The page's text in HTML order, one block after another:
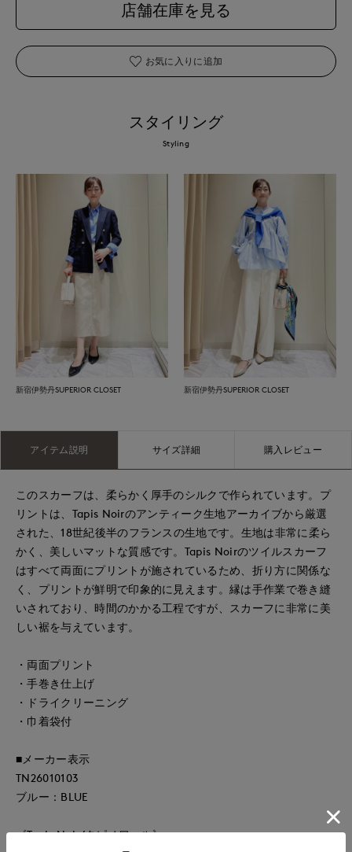
店舗在庫を見る
お気に入りに追加
スタイリング
Styling
新宿伊勢丹SUPERIOR CLOSET 新宿伊勢丹SUPERIOR CLOSET
アイテム説明 サイズ詳細 購入レビュー
このスカーフは、柔らかく厚手のシルクで作られています。プ
リントは、Tapis Noirのアンティーク生地アーカイブから厳選
された、18世紀後半のフランスの生地です。生地は非常に柔ら
かく、美しいマットな質感です。Tapis Noirのツイルスカーフ
はすべて両面にプリントが施されているため、折り方に関係な
く、プリントが鮮明で印象的に見えます。縁は手作業で巻き縫
いされており、時間のかかる工程ですが、スカーフに非常に美
しい裾を与えています。
・両面プリント
・手巻き仕上げ
・ドライクリーニング
・巾着袋付
■メーカー表示
TN26010103
ブルー：BLUE
《Tapis Noir/タピノワール》